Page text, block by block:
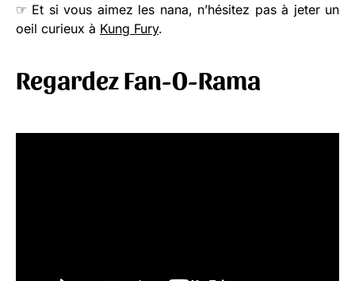
☞ Et si vous aimez les nana, n’hésitez pas à jeter un
oeil curieux à Kung Fury.
Regardez Fan-O-Rama